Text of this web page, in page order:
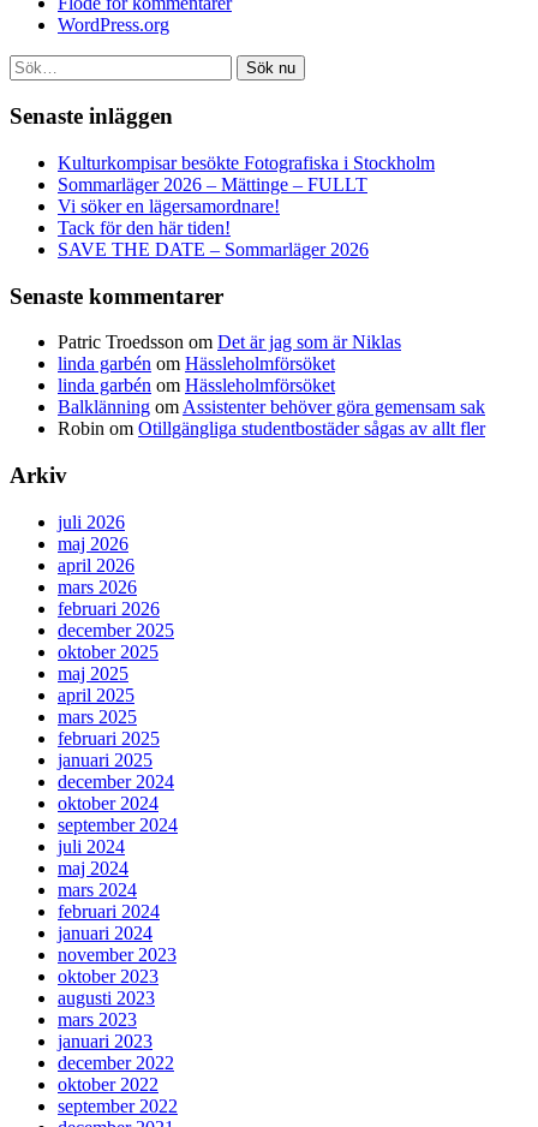
WordPress.org
Sök nu
Senaste inläggen
Kulturkompisar besökte Fotografiska i Stockholm
Sommarläger 2026 – Mättinge – FULLT
Vi söker en lägersamordnare!
Tack för den här tiden!
SAVE THE DATE – Sommarläger 2026
Senaste kommentarer
Patric Troedsson om Det är jag som är Niklas
linda garbén om Hässleholmförsöket
linda garbén om Hässleholmförsöket
Balklänning om Assistenter behöver göra gemensam sak
Robin om Otillgängliga studentbostäder sågas av allt fler
Arkiv
juli 2026
maj 2026
april 2026
mars 2026
februari 2026
december 2025
oktober 2025
maj 2025
april 2025
mars 2025
februari 2025
januari 2025
december 2024
oktober 2024
september 2024
juli 2024
maj 2024
mars 2024
februari 2024
januari 2024
november 2023
oktober 2023
augusti 2023
mars 2023
januari 2023
december 2022
oktober 2022
september 2022